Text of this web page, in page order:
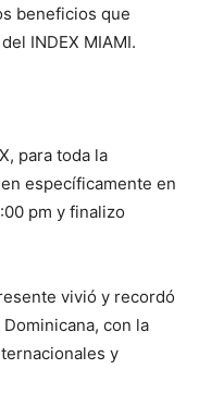
beneficios que
INDEX MIAMI.
para toda la
específicamente en
pm y finalizo
vivió y recordó
con la
y